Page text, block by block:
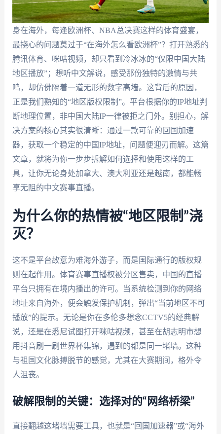
身在海外，每逢欧洲杯、NBA总决赛这样的体育盛宴，
最挠心的问题莫过于“在海外怎么看欧洲杯”？打开熟悉的
腾讯体育、咪咕视频，却只看到冷冰冰的“仅限中国大陆
地区播放”；想听中文解说，感受那份独特的激情与共
鸣，却仿佛隔着一道无形的数字高墙。这背后的原因，
正是我们熟知的“地区版权限制”。平台根据你的IP地址判
断地理位置，非中国大陆IP一律被拒之门外。别担心，解
决方案的核心其实很清晰：通过一款可靠的回国加速
器，获取一个稳定的中国IP地址，问题便迎刃而解。这篇
文章，就将为你一步步拆解如何选择和使用这样的工
具，让你无论身处加拿大、澳大利亚还是越南，都能畅
享无阻的中文赛事直播。
为什么你的热情被“地区限制”浇
灭？
这不是平台故意为难海外游子，而是国际通行的版权规
则在起作用。体育赛事直播权被分区售卖，中国的直播
平台只拥有在境内播出的许可。当系统检测到你的网络
地址来自海外，便会触发保护机制，弹出“当前地区不可
播放”的提示。无论是你在多伦多想念CCTV5的经典解
说，还是在悉尼试图打开咪咕视频，甚至在胡志明市想
用抖音刷一刷世界杯集锦，遇到的都是同一堵墙。这种
与祖国文化脉搏脱节的感觉，尤其在大赛期间，格外令
人沮丧。
破解限制的关键：选择对的“网络桥梁”
直接翻越这堵墙需要工具，也就是“回国加速器”或“海外